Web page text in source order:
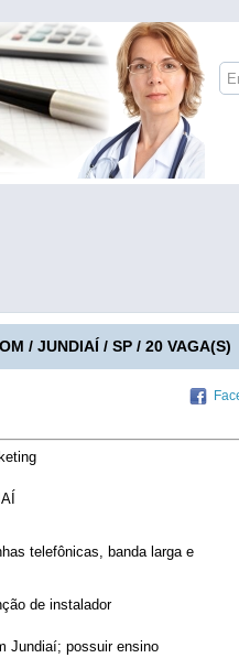
/ JUNDIAÍ / SP / 20 VAGA(S)
telefônicas, banda larga e
de instalador
Jundiaí; possuir ensino